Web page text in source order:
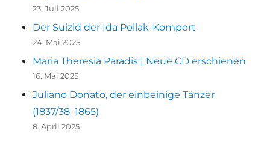
23. Juli 2025
Der Suizid der Ida Pollak-Kompert
24. Mai 2025
Maria Theresia Paradis | Neue CD erschienen
16. Mai 2025
Juliano Donato, der einbeinige Tänzer
(1837/38–1865)
8. April 2025